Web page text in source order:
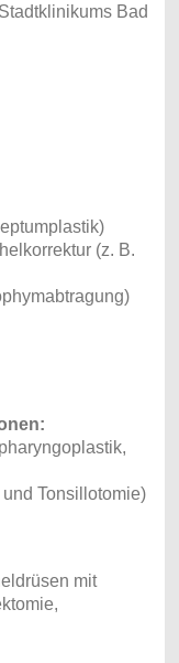
Bad
(z. B.
Tonsillotomie)
mit